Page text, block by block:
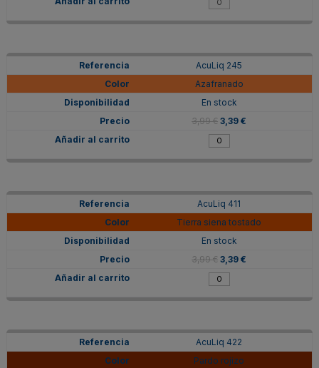
AcuLiq 245
Azafranado
En stock
3,99 € 3,39 €
AcuLiq 411
Tierra siena tostado
En stock
3,99 € 3,39 €
AcuLiq 422
Pardo rojizo